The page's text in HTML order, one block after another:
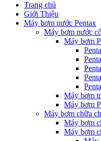
Trang chủ
Giới Thiệu
Máy bơm nước Pentax
Máy bơm nước
Máy bơm
Máy bơm
Máy bơm
Máy bơm chữa
Máy bơm
Máy bơm